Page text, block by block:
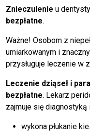
Znieczulenie u
bezpłatne.
Ważne! Osobom z
umiarkowanym i
przysługuje leczenie w
Leczenie dziąseł i
bezpłatne. Lekarz
zajmuje się
wykona płukanie